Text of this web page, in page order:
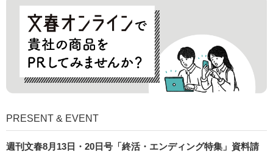
PRESENT & EVENT
週刊文春8月13日・20日号「終活・エンディング特集」資料請